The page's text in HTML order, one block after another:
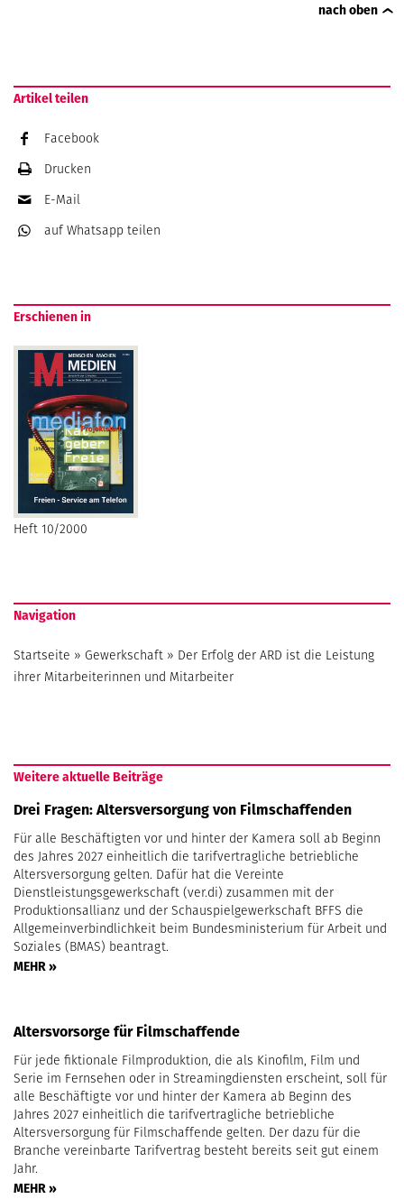
nach oben
Artikel teilen
Facebook
Drucken
E-Mail
auf Whatsapp teilen
Erschienen in
Heft 10/2000
Navigation
Startseite » Gewerkschaft » Der Erfolg der ARD ist die Leistung
ihrer Mitarbeiterinnen und Mitarbeiter
Weitere aktuelle Beiträge
Drei Fragen: Altersversorgung von Filmschaffenden
Für alle Beschäftigten vor und hinter der Kamera soll ab Beginn
des Jahres 2027 einheitlich die tarifvertragliche betriebliche
Altersversorgung gelten. Dafür hat die Vereinte
Dienstleistungsgewerkschaft (ver.di) zusammen mit der
Produktionsallianz und der Schauspielgewerkschaft BFFS die
Allgemeinverbindlichkeit beim Bundesministerium für Arbeit und
Soziales (BMAS) beantragt.
MEHR »
Altersvorsorge für Filmschaffende
Für jede fiktionale Filmproduktion, die als Kinofilm, Film und
Serie im Fernsehen oder in Streamingdiensten erscheint, soll für
alle Beschäftigte vor und hinter der Kamera ab Beginn des
Jahres 2027 einheitlich die tarifvertragliche betriebliche
Altersversorgung für Filmschaffende gelten. Der dazu für die
Branche vereinbarte Tarifvertrag besteht bereits seit gut einem
Jahr.
MEHR »